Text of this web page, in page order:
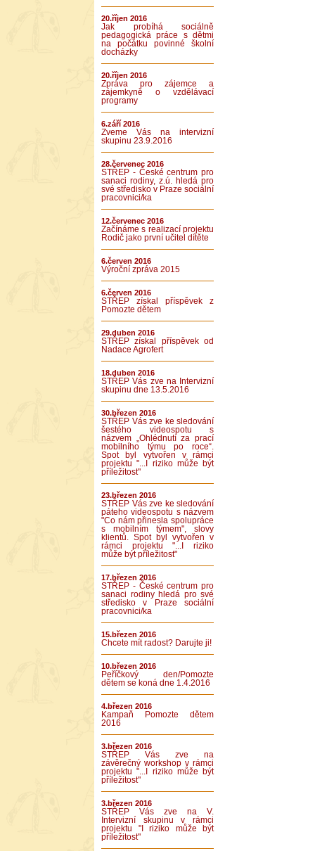
20.říjen 2016
Jak probíhá sociálně
pedagogická práce s dětmi
na počátku povinné školní
docházky
20.říjen 2016
Zpráva pro zájemce a
zájemkyně o vzdělávací
programy
6.září 2016
Zveme Vás na intervizní
skupinu 23.9.2016
28.červenec 2016
STŘEP - České centrum pro
sanaci rodiny, z.ú. hledá pro
své středisko v Praze sociální
pracovnici/ka
12.červenec 2016
Začínáme s realizací projektu
Rodič jako první učitel dítěte
6.červen 2016
Výroční zpráva 2015
6.červen 2016
STŘEP získal příspěvek z
Pomozte dětem
29.duben 2016
STŘEP získal příspěvek od
Nadace Agrofert
18.duben 2016
STŘEP Vás zve na Intervizní
skupinu dne 13.5.2016
30.březen 2016
STŘEP Vás zve ke sledování
šestého videospotu s
názvem „Ohlédnutí za prací
mobilního týmu po roce“.
Spot byl vytvořen v rámci
projektu "...I riziko může být
příležitost"
23.březen 2016
STŘEP Vás zve ke sledování
páteho videospotu s názvem
"Co nám přinesla spolupráce
s mobilním týmem", slovy
klientů. Spot byl vytvořen v
rámci projektu "...I riziko
může být příležitost"
17.březen 2016
STŘEP - České centrum pro
sanaci rodiny hledá pro své
středisko v Praze sociální
pracovnici/ka
15.březen 2016
Chcete mít radost? Darujte ji!
10.březen 2016
Peříčkový den/Pomozte
dětem se koná dne 1.4.2016
4.březen 2016
Kampaň Pomozte dětem
2016
3.březen 2016
STŘEP Vás zve na
závěrečný workshop v rámci
projektu "...I riziko může být
příležitost"
3.březen 2016
STŘEP Vás zve na V.
Intervizní skupinu v rámci
projektu "I riziko může být
příležitost"